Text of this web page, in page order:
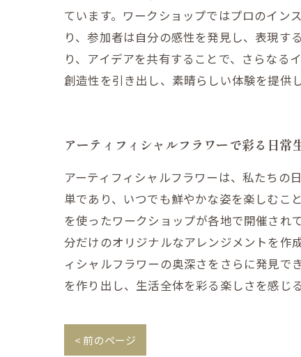
ています。ワークショップではプロのイン
り、参加者は自分の感性を発見し、表現す
り、アイデアを共有することで、さらなる
創造性を引き出し、素晴らしい体験を提供
アーティフィシャルフラワーで彩る日常
アーティフィシャルフラワーは、私たちの
単であり、いつでも鮮やかな姿を楽しむこ
を使ったワークショップが各地で開催され
分だけのオリジナルなアレンジメントを作
ィシャルフラワーの奥深さをさらに発見で
を作り出し、生活全体を彩る楽しさを感じ
< 前のページ